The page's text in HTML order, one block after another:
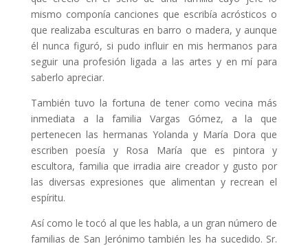
mismo componía canciones que escribía acrósticos o
que realizaba esculturas en barro o madera, y aunque
él nunca figuró, si pudo influir en mis hermanos para
seguir una profesión ligada a las artes y en mí para
saberlo apreciar.
También tuvo la fortuna de tener como vecina más
inmediata a la familia Vargas Gómez, a la que
pertenecen las hermanas Yolanda y María Dora que
escriben poesía y Rosa María que es pintora y
escultora, familia que irradia aire creador y gusto por
las diversas expresiones que alimentan y recrean el
espíritu.
Así como le tocó al que les habla, a un gran número de
familias de San Jerónimo también les ha sucedido. Sr.